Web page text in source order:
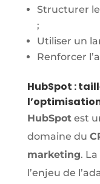
Structurer
;
Utiliser un
Renforcer
HubSpot :
l’optimisation
HubSpotest
domaine du
marketing.
l’enjeu de